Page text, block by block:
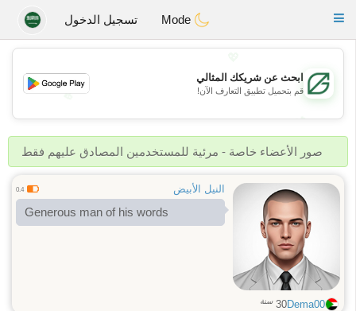
GulfDating
Toggle
تسجيل الدخول
💖
💕
💕
ابحث عن شريكك المثالي
قم بتحميل تطبيق التعارف الآن!
صور الأعضاء خاصة - مرئية للمستخدمين المصادق عليهم فقط
النيل الأبيض 0.4
Generous man of his words
Dema00
30 سنة